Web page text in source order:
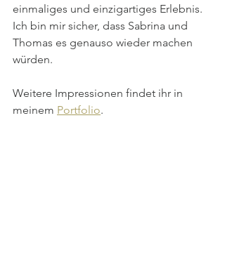
einmaliges und einzigartiges Erlebnis.
Ich bin mir sicher, dass Sabrina und
Thomas es genauso wieder machen
würden.
Weitere Impressionen findet ihr in
meinem Portfolio.